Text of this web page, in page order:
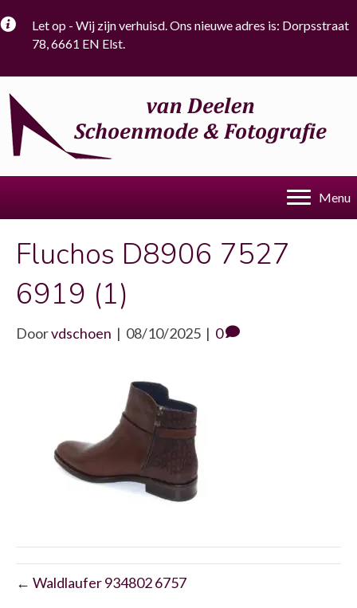
Let op - Wij zijn verhuisd. Ons nieuwe adres is: Dorpsstraat
78, 6661 EN Elst.
Menu
Fluchos D8906 7527
6919 (1)
Doorvdschoen | 08/10/2025 | 0
← Waldlaufer 934802 6757